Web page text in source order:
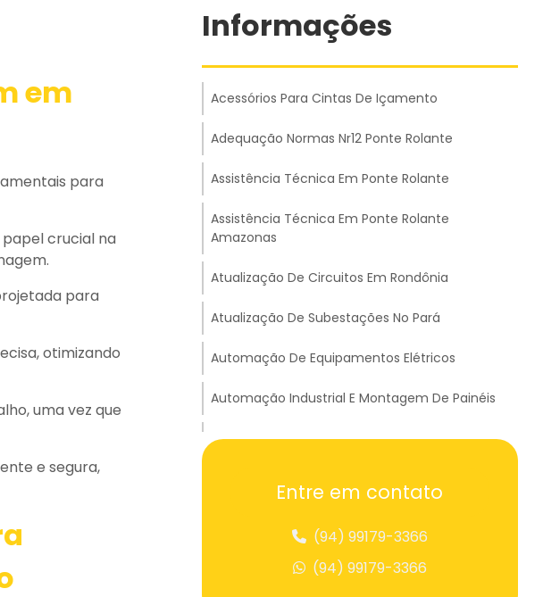
em
para
crucial na
para
otimizando
uma vez que
e segura,
Informações
Acessórios Para Cintas De Içamento
Adequação Normas Nr12 Ponte Rolante
Assistência Técnica Em Ponte Rolante
Assistência Técnica Em Ponte Rolante
Amazonas
Atualização De Circuitos Em Rondônia
Atualização De Subestações No Pará
Automação De Equipamentos Elétricos
Automação Industrial E Montagem De Painéis
Balança Suspensa Para Pesagem
Balancim Travessão A Para Carga
Entre em contato
(94) 99179-3366
(94) 99179-3366